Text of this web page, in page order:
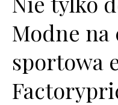
Modne na
sportowa